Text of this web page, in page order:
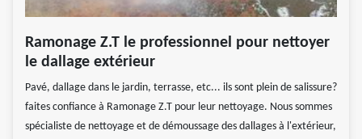
Ramonage Z.T le professionnel pour nettoyer
le dallage extérieur
Pavé, dallage dans le jardin, terrasse, etc... ils sont plein de salissure?
faites confiance à Ramonage Z.T pour leur nettoyage. Nous sommes
spécialiste de nettoyage et de démoussage des dallages à l'extérieur,